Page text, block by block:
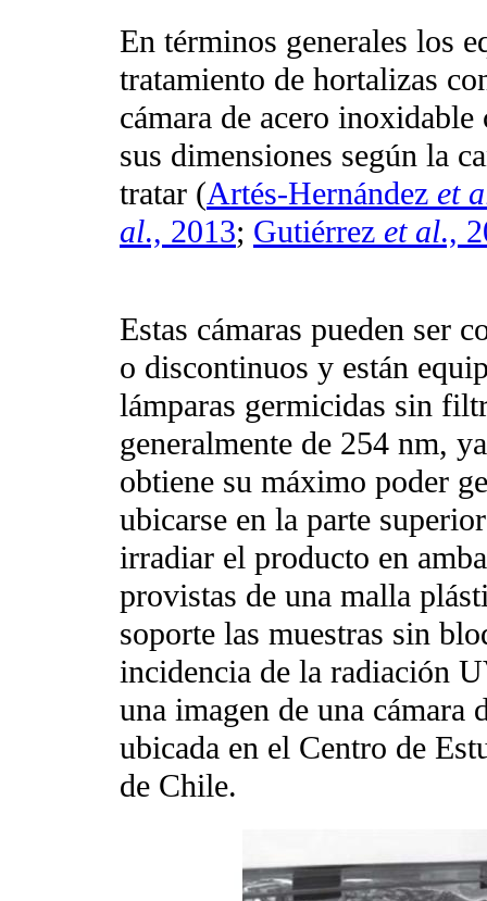
En términos generales los
tratamiento de hortalizas
cámara de acero
sus dimensiones según la
tratar (Artés-Hernández et
al., 2013; Gutiérrez et al.,
Estas cámaras pueden ser
o discontinuos y están
lámparas germicidas sin
generalmente de 254 nm,
obtiene su máximo poder
ubicarse en la parte
irradiar el producto en
provistas de una malla
soporte las muestras sin
incidencia de la radiación
una imagen de una cámara
ubicada en el Centro de
de Chile.